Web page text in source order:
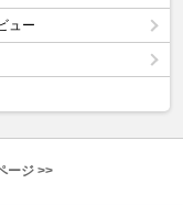
ュー
ージ >>